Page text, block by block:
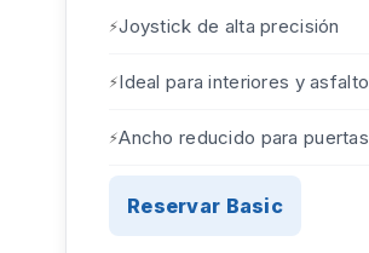
Joystick de alta precisión
Ideal para interiores y asfalto
Ancho reducido para puertas
Reservar Basic